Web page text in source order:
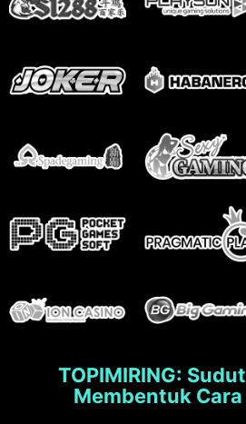
TOPIMIRING:
Membentuk